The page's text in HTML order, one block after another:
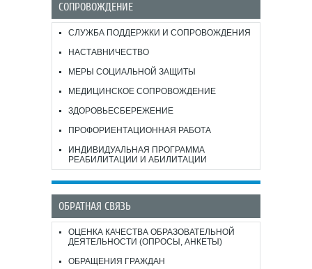
СОПРОВОЖДЕНИЕ
СЛУЖБА ПОДДЕРЖКИ И СОПРОВОЖДЕНИЯ
НАСТАВНИЧЕСТВО
МЕРЫ СОЦИАЛЬНОЙ ЗАЩИТЫ
МЕДИЦИНСКОЕ СОПРОВОЖДЕНИЕ
ЗДОРОВЬЕСБЕРЕЖЕНИЕ
ПРОФОРИЕНТАЦИОННАЯ РАБОТА
ИНДИВИДУАЛЬНАЯ ПРОГРАММА
РЕАБИЛИТАЦИИ И АБИЛИТАЦИИ
ОБРАТНАЯ СВЯЗЬ
ОЦЕНКА КАЧЕСТВА ОБРАЗОВАТЕЛЬНОЙ
ДЕЯТЕЛЬНОСТИ (ОПРОСЫ, АНКЕТЫ)
ОБРАЩЕНИЯ ГРАЖДАН